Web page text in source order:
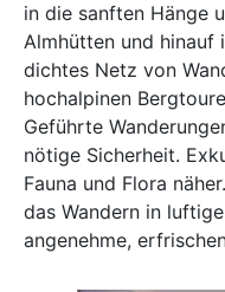
in die sanften Hänge
Almhütten und hinauf
dichtes Netz von
hochalpinen
Geführte
nötige Sicherheit.
Fauna und Flora
das Wandern in
angenehme,